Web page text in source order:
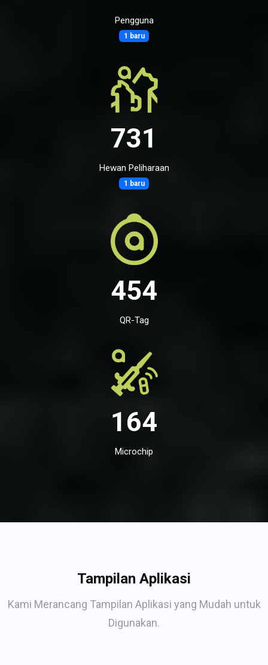
Pengguna
1 baru
731
Hewan Peliharaan
1 baru
454
QR-Tag
164
Microchip
Tampilan Aplikasi
Kami Merancang Tampilan Aplikasi yang Mudah untuk
Digunakan.